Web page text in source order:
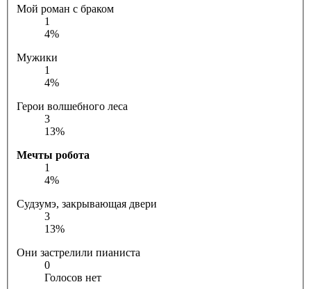
Мой роман с браком
1
4%
Мужики
1
4%
Герои волшебного леса
3
13%
Мечты робота
1
4%
Судзумэ, закрывающая двери
3
13%
Они застрелили пианиста
0
Голосов нет